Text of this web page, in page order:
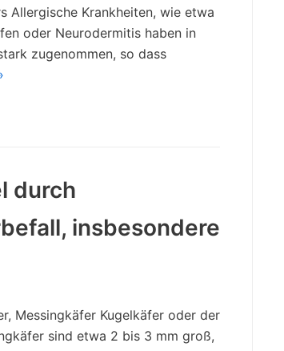
Allergische Krankheiten, wie etwa
oder Neurodermitis haben in
zugenommen, so dass
durch
insbesondere
Messingkäfer Kugelkäfer oder der
sind etwa 2 bis 3 mm groß,